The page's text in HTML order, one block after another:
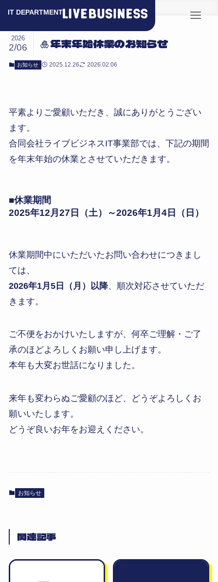
🎍年末年始休業のお知らせ
2026
2/06
お知らせ 2025.12.26 2026.02.06
平素よりご愛顧いただき、誠にありがとうござい
ます。
合同会社ライブビジネスIT事業部では、下記の期間
を年末年始の休業とさせていただきます。
■休業期間
2025年12月27日（土）～2026年1月4日（日）
休業期間中にいただいたお問い合わせにつきまし
ては、
2026年1月5日（月）以降、順次対応させていただ
きます。
ご不便をおかけいたしますが、何卒ご理解・ご了
承のほどよろしくお願い申し上げます。
本年も大変お世話になりました。
来年も変わらぬご愛顧のほど、どうぞよろしくお
願いいたします。
どうぞ良いお年をお迎えください。
お知らせ
関連記事